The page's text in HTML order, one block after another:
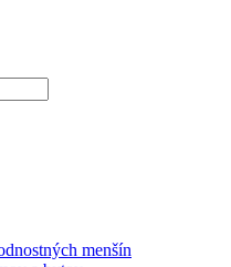
menšín